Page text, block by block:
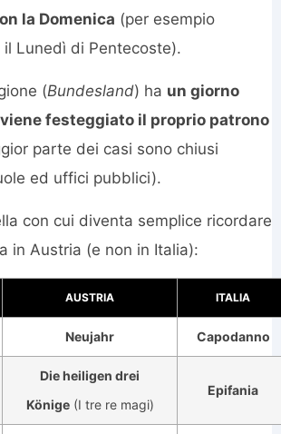
la Domenica (per esempio
il Lunedì di Pentecoste).
(Bundesland) ha un giorno
festeggiato il proprio patrono
parte dei casi sono chiusi
ed uffici pubblici).
con cui diventa semplice ricordare
in Austria (e non in Italia):
AUSTRIA ITALIA
Neujahr Capodanno
Die heiligen drei
Könige(I tre re magi)
Epifania